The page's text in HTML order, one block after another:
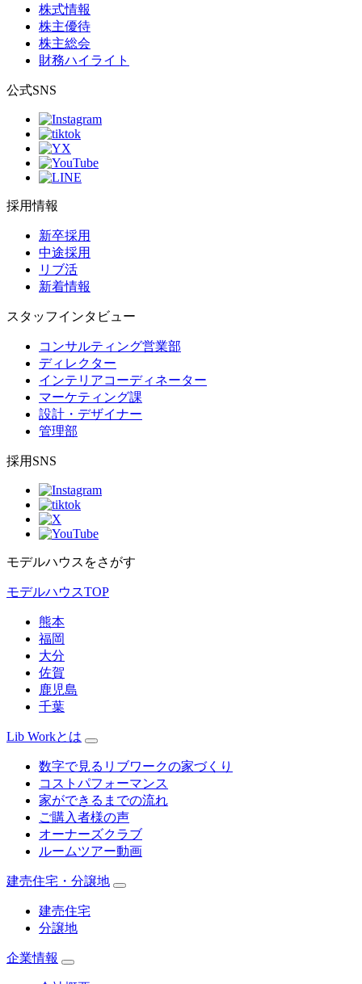
株式情報
株主優待
株主総会
財務ハイライト
公式SNS
採用情報
新卒採用
中途採用
リブ活
新着情報
スタッフインタビュー
コンサルティング営業部
ディレクター
インテリアコーディネーター
マーケティング課
設計・デザイナー
管理部
採用SNS
モデルハウスをさがす
モデルハウスTOP
熊本
福岡
大分
佐賀
鹿児島
千葉
Lib Workとは
数字で見るリブワークの家づくり
コストパフォーマンス
家ができるまでの流れ
ご購入者様の声
オーナーズクラブ
ルームツアー動画
建売住宅・分譲地
建売住宅
分譲地
企業情報